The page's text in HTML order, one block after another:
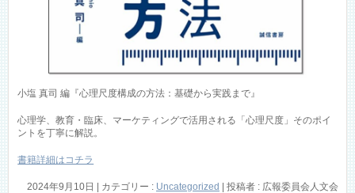
小塩 真司 編『心理尺度構成の方法：基礎から実践まで』
心理学、教育・臨床、マーケティングで活用される「心理尺度」そのポイ
ントを丁寧に解説。
書籍詳細はコチラ
2024年9月10日 カテゴリー : Uncategorized
投稿者 : 広報委員会人文会